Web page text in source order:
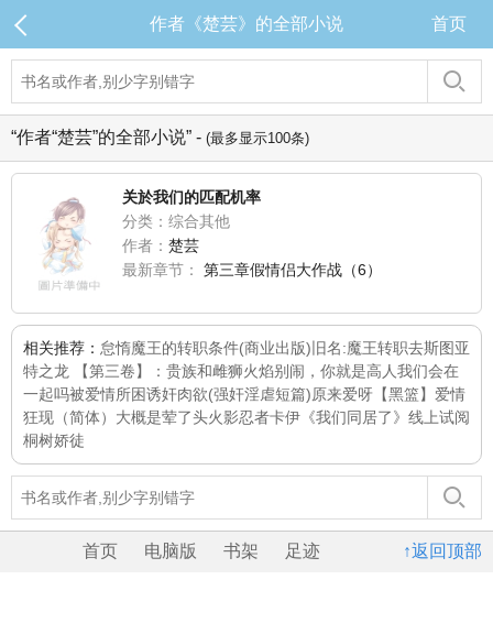
作者《楚芸》的全部小说 首页
“作者“楚芸”的全部小说” - (最多显示100条)
关於我们的匹配机率
分类：综合其他
作者： 楚芸
最新章节：
第三章假情侣大作战（6）
相关推荐： 怠惰魔王的转职条件(商业出版)旧名:魔王转职去斯图亚
特之龙 【第三卷】：贵族和雌狮火焰别闹，你就是高人我们会在
一起吗被爱情所困诱奸肉欲(强奸淫虐短篇)原来爱呀 【黑篮】爱情
狂现（简体） 大概是荤了头火影忍者卡伊《我们同居了》线上试阅
桐树娇徒
↑返回顶部
首页 电脑版 书架 足迹